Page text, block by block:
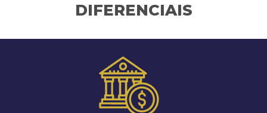
DIFERENCIAIS